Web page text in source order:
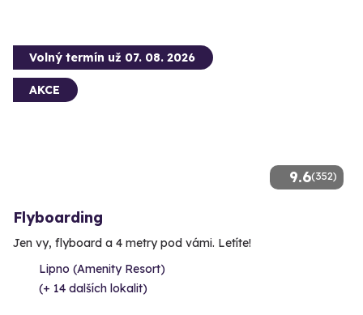
9.6(352)
Volný termín už 07. 08. 2026
AKCE
Flyboarding
Jen vy, flyboard a 4 metry pod vámi. Letíte!
Lipno (Amenity Resort)
(+ 14 dalších lokalit)